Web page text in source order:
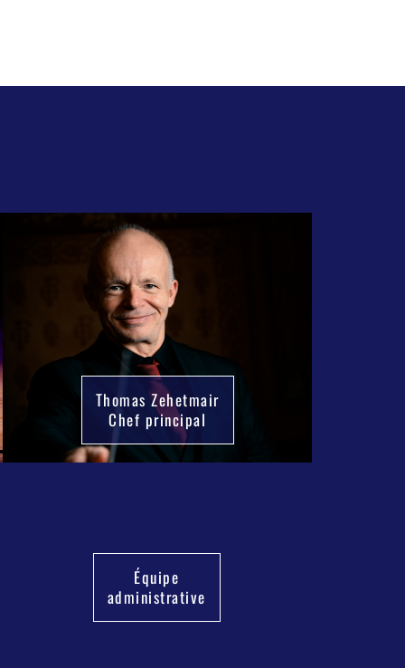
Thomas Zehetmair
Chef principal
Équipe
administrative